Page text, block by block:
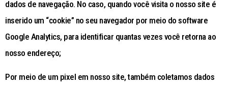
dados de navegação. No caso, quando você visita o nosso site é
inserido um “cookie” no seu navegador por meio do software
Google Analytics, para identificar quantas vezes você retorna ao
nosso endereço;
Por meio de um pixel em nosso site, também coletamos dados